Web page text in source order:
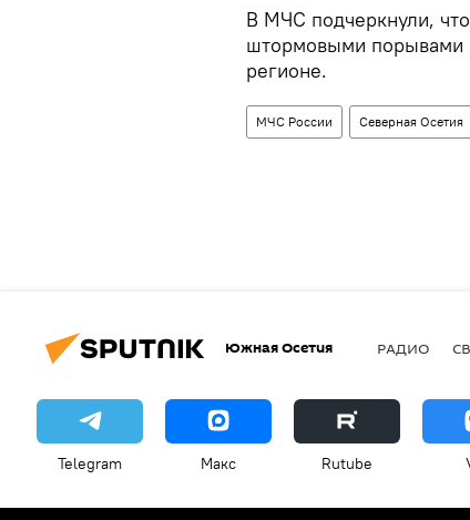
В МЧС подчеркнули,
штормовыми порывами
регионе.
МЧС России Северная Осетия
Южная Осетия РАДИО
Telegram Макс Rutube